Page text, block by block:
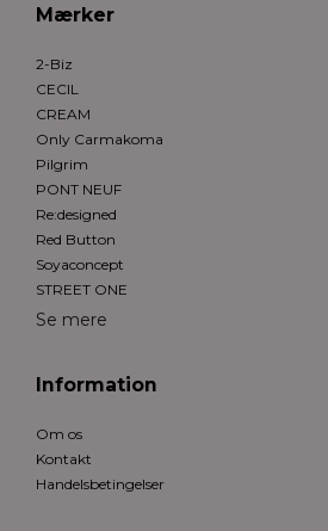
Mærker
2-Biz
CECIL
CREAM
Only Carmakoma
Pilgrim
PONT NEUF
Re:designed
Red Button
Soyaconcept
STREET ONE
Se mere
Information
Om os
Kontakt
Handelsbetingelser